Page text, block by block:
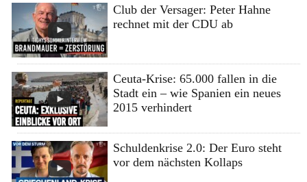
Club der Versager: Peter Hahne
rechnet mit der CDU ab
Ceuta-Krise: 65.000 fallen in die
Stadt ein – wie Spanien ein neues
2015 verhindert
Schuldenkrise 2.0: Der Euro steht
vor dem nächsten Kollaps